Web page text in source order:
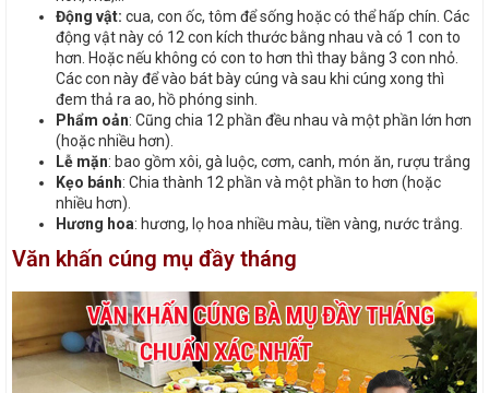
Động vật: cua, con ốc, tôm để sống hoặc có thể hấp chín. Các
động vật này có 12 con kích thước bằng nhau và có 1 con to
hơn. Hoặc nếu không có con to hơn thì thay bằng 3 con nhỏ.
Các con này để vào bát bày cúng và sau khi cúng xong thì
đem thả ra ao, hồ phóng sinh.
Phẩm oản: Cũng chia 12 phần đều nhau và một phần lớn hơn
(hoặc nhiều hơn).
Lễ mặn: bao gồm xôi, gà luộc, cơm, canh, món ăn, rượu trắng
Kẹo bánh: Chia thành 12 phần và một phần to hơn (hoặc
nhiều hơn).
Hương hoa: hương, lọ hoa nhiều màu, tiền vàng, nước trắng.
Văn khấn cúng mụ đầy tháng